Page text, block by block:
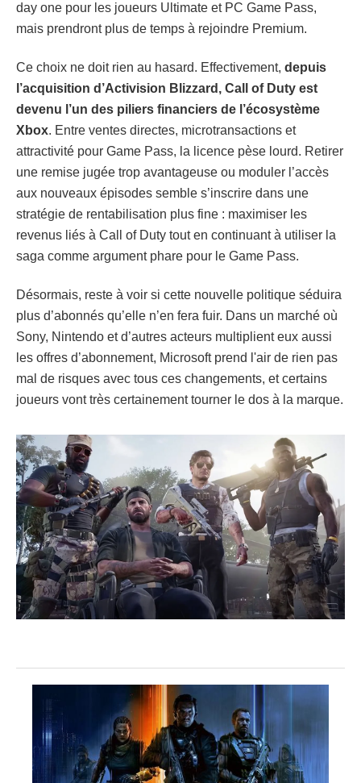
day one pour les joueurs Ultimate et PC Game Pass,
mais prendront plus de temps à rejoindre Premium.
Ce choix ne doit rien au hasard. Effectivement, depuis
l’acquisition d’Activision Blizzard, Call of Duty est
devenu l’un des piliers financiers de l’écosystème
Xbox. Entre ventes directes, microtransactions et
attractivité pour Game Pass, la licence pèse lourd. Retirer
une remise jugée trop avantageuse ou moduler l’accès
aux nouveaux épisodes semble s’inscrire dans une
stratégie de rentabilisation plus fine : maximiser les
revenus liés à Call of Duty tout en continuant à utiliser la
saga comme argument phare pour le Game Pass.
Désormais, reste à voir si cette nouvelle politique séduira
plus d’abonnés qu’elle n’en fera fuir. Dans un marché où
Sony, Nintendo et d’autres acteurs multiplient eux aussi
les offres d’abonnement, Microsoft prend l'air de rien pas
mal de risques avec tous ces changements, et certains
joueurs vont très certainement tourner le dos à la marque.